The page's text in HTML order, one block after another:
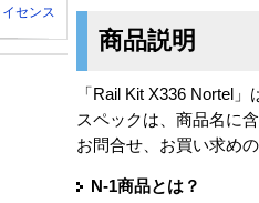
商品説明
「Rail Kit X336 Nortel」
スペックは、商品名に
お問合せ、お買い求め
N-1商品とは？
センス